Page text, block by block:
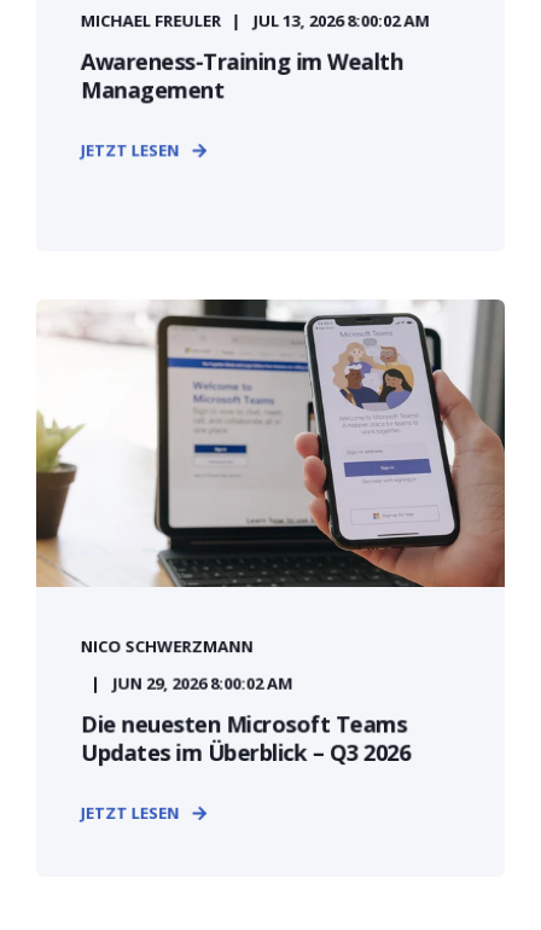
MICHAEL FREULER JUL 13, 2026 8:00:02 AM
Awareness-Training im Wealth
Management
JETZT LESEN
NICO SCHWERZMANN
JUN 29, 2026 8:00:02 AM
Die neuesten Microsoft Teams
Updates im Überblick – Q3 2026
JETZT LESEN